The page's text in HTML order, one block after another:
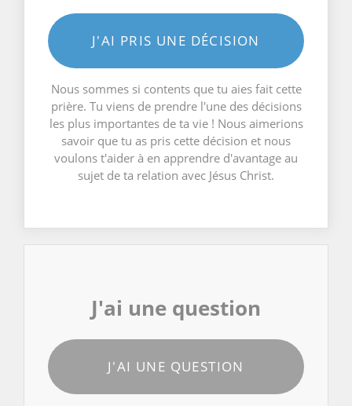
J'AI PRIS UNE DÉCISION
Nous sommes si contents que tu aies fait cette
prière. Tu viens de prendre l'une des décisions
les plus importantes de ta vie ! Nous aimerions
savoir que tu as pris cette décision et nous
voulons t'aider à en apprendre d'avantage au
sujet de ta relation avec Jésus Christ.
J'ai une question
J'AI UNE QUESTION